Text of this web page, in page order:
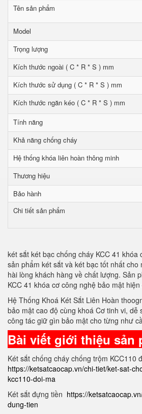
Tên sản phẩm
Model
Trọng lượng
Kích thước ngoài ( C * R * S ) mm
Kích thước sử dụng ( C * R * S ) mm
Kích thước ngăn kéo ( C * R * S ) mm
Tính năng
Khả năng chống cháy
Hệ thống khóa liên hoàn thông minh
Thương hiệu
Bảo hành
Chi tiết sản phẩm
két sắt két bạc chống cháy KCC 41
sản phẩm két sắt và két bạc tốt nhất cho
hài lòng khách hàng về chất lượng. Sản
KCC 41 khóa cơ công nghệ bảo mật hiện
Hệ Thống Khoá Két Sắt Liên Hoàn
bảo mật cao độ cùng khoá Cơ tinh vi, dễ
công tác giữ gìn bảo mật cho từng như
Bài viết giới thiệu sản
Két sắt chống cháy chống trộm KCC110
https://ketsatcaocap.vn/chi-tiet/ket-sat-
kcc110-doi-ma
Két sắt đựng tiền https://
dung-tien